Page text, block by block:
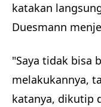
katakan
Duesmann
"Saya tidak bisa
melakukannya,
katanya, dikutip